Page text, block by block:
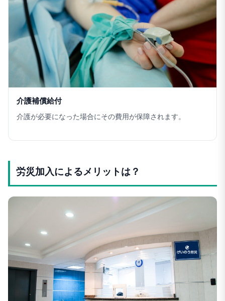
介護補償給付
介護が必要になった場合にその費用が保障されます。
労災加入によるメリットは？